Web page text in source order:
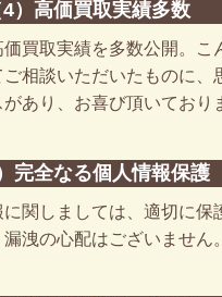
4）高価買取実績多数
買取実績を多数公開。こ
相談いただいたものに、
あり、お喜び頂いており
）完全なる個人情報保護
関しましては、適切に保
洩の心配はございません。